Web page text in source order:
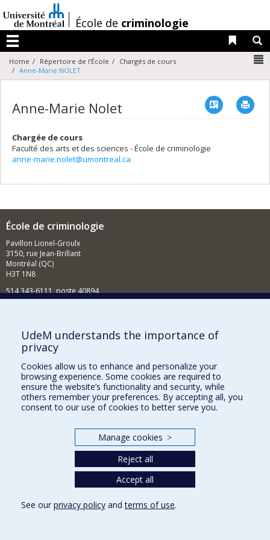
au
contenu
/École de criminologie
Menu
Liens
Home Répertoire de l'École
Chargés de cours
Anne-Marie NOLET
Anne-Marie Nolet Vcard
Chargée de cours
Faculté des arts et des sciences - École de criminologie
anne-marie.nolet@umontreal.ca
École de criminologie
Pavillon Lionel-Groulx
3150, rue Jean-Brillant
Montréal (QC)
H3T 1N8
514 343-6111, poste 40894
Comment soutenir l'École?
BESOIN D'AIDE?
Plan du site
Signaler une erreur
Accessibilité
Nos départements et écoles
UdeM understands the importance of
privacy
Cookies allow us to enhance and personalize your
browsing experience. Some cookies are required to
ensure the website’s functionality and security, while
others remember your preferences. By accepting all, you
consent to our use of cookies to better serve you.
Manage cookies >
Reject all
Accept all
See our privacy policy andterms of use.